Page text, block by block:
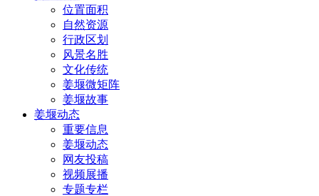
位置面积
自然资源
行政区划
风景名胜
文化传统
姜堰微矩阵
姜堰故事
姜堰动态
重要信息
姜堰动态
网友投稿
视频展播
专题专栏